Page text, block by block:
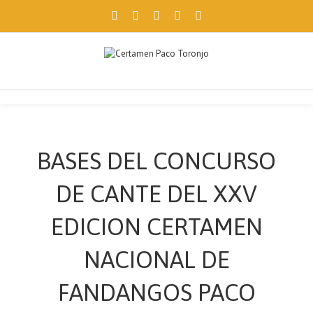
Facebook
TwitterInstagramPinterest
BASES DEL CONCURSO
DE CANTE DEL XXV
EDICION CERTAMEN
NACIONAL DE
FANDANGOS PACO
Utilizamos cookies propias y de terceros para ofrecerte una mejor
navegación. Si continúas, consideramos que aceptas su uso.